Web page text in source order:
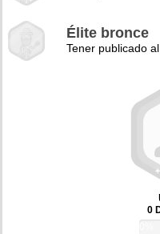
Élite bronce
Tener publicado
0